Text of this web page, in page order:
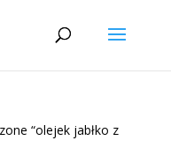
“olejek jabłko z